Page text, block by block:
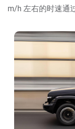
m/h 左右的时速通